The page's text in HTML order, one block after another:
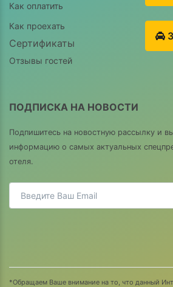
Как оплатить
Как проехать
Сертификаты
Отзывы гостей
ПОДПИСКА НА НОВОСТИ
Подпишитесь на новостную рассылку и
информацию о самых актуальных
отеля.
*Обращаем Ваше внимание на то, что данный